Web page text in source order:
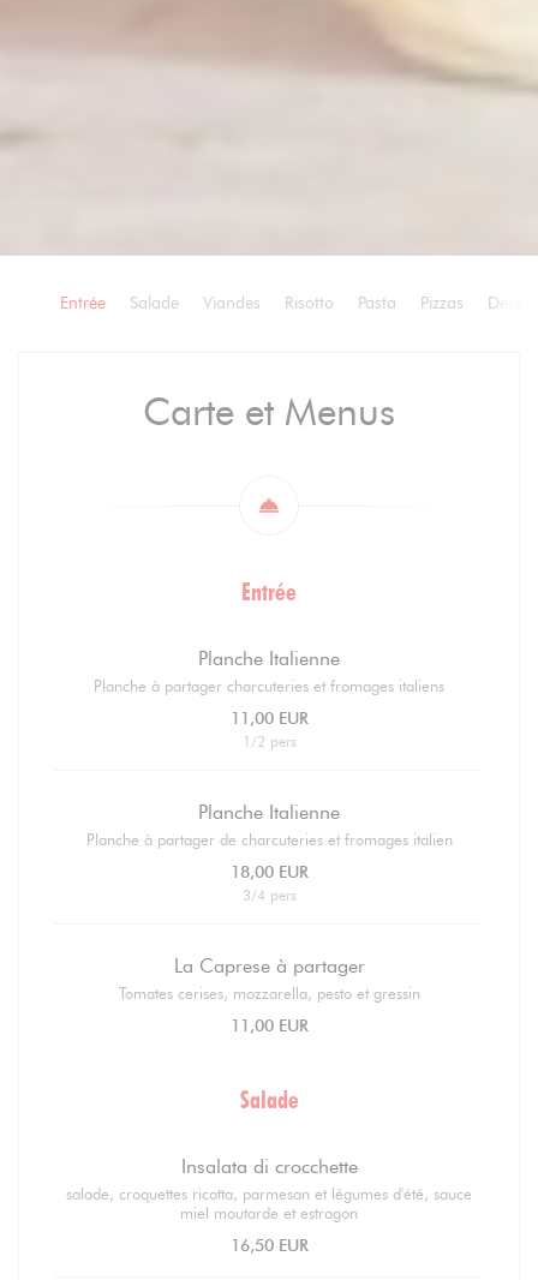
Entrée Salade Viandes Risotto Pasta Pizzas
Carte et Menus
Entrée
Planche Italienne
Planche à partager charcuteries et fromages italiens
11,00 EUR
1/2 pers
Planche Italienne
Planche à partager de charcuteries et fromages italien
18,00 EUR
3/4 pers
La Caprese à partager
Tomates cerises, mozzarella, pesto et gressin
11,00 EUR
Salade
Insalata di crocchette
salade, croquettes ricotta, parmesan et légumes d'été, sauce
miel moutarde et estragon
16,50 EUR